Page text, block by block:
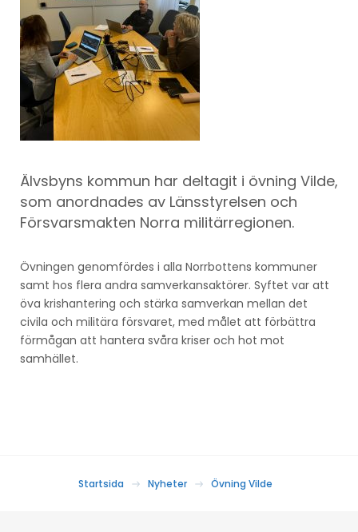
Älvsbyns kommun har deltagit i övning Vilde,
som anordnades av Länsstyrelsen och
Försvarsmakten Norra militärregionen.
Övningen genomfördes i alla Norrbottens kommuner
samt hos flera andra samverkansaktörer. Syftet var att
öva krishantering och stärka samverkan mellan det
civila och militära försvaret, med målet att förbättra
förmågan att hantera svåra kriser och hot mot
samhället.
Startsida Nyheter Övning Vilde